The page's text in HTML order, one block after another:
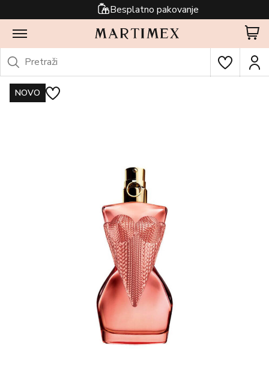
Besplatno pakovanje
NOVO